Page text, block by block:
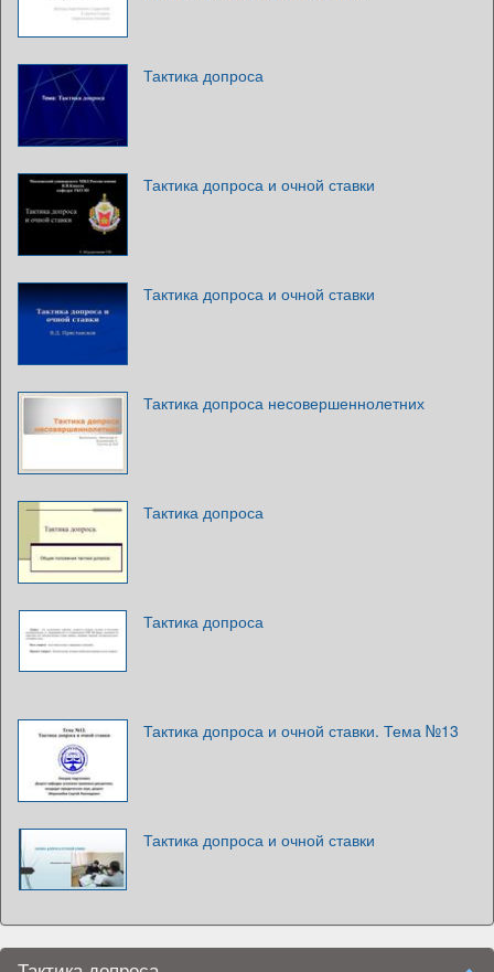
Тактика допроса
Тактика допроса и очной ставки
Тактика допроса и очной ставки
Тактика допроса несовершеннолетних
Тактика допроса
Тактика допроса
Тактика допроса и очной ставки. Тема №13
Тактика допроса и очной ставки